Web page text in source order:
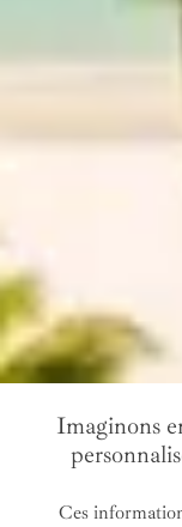
Imaginons
Ces